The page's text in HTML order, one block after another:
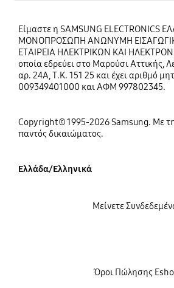
Είμαστε η SAMSUNG ELECTRONICS
ΜΟΝΟΠΡΟΣΩΠΗ ΑΝΩΝΥΜΗ
ΕΤΑΙΡΕΙΑ ΗΛΕΚΤΡΙΚΩΝ ΚΑΙ
οποία εδρεύει στο Μαρούσι Αττικής,
αρ. 24Α, Τ.Κ. 151 25 και έχει αριθμό
009349401000 και ΑΦΜ 997802345.
Copyright© 1995-2026 Samsung. Με
παντός δικαιώματος.
Ελλάδα/Ελληνικά
Όροι Πώλησης
Μείνετε